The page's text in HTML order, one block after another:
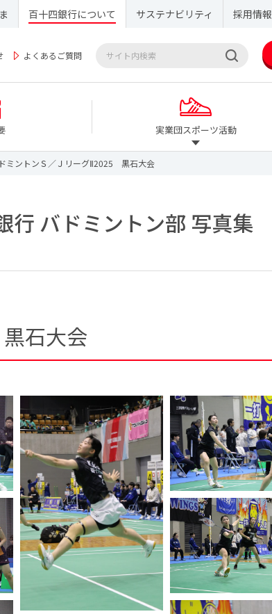
百十四銀行について サステナビリティ 採用情報
よくあるご質問
実業団スポーツ活動
ミントンＳ／ＪリーグⅡ2025 黒石大会
行 バドミントン部 写真集
石大会